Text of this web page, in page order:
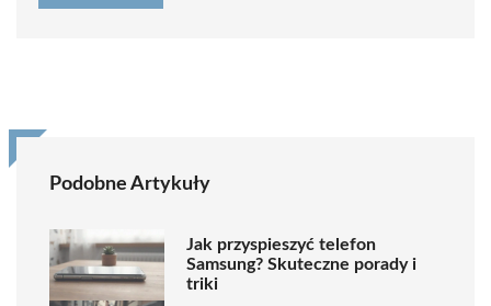
Podobne Artykuły
Jak przyspieszyć telefon
Samsung? Skuteczne porady i
triki